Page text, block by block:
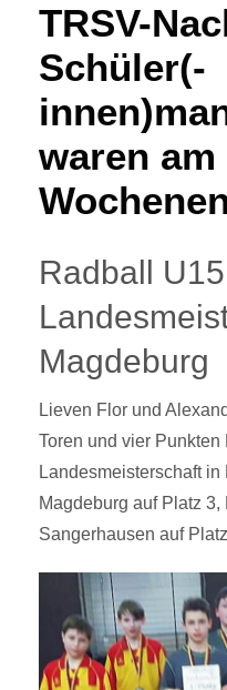
TRSV-
Schüler(-
waren am
Radball
Magdeburg
Lieven Flor und
Toren und vier Punkten
Landesmeisterschaft
Magdeburg auf Platz
Sangerhausen auf